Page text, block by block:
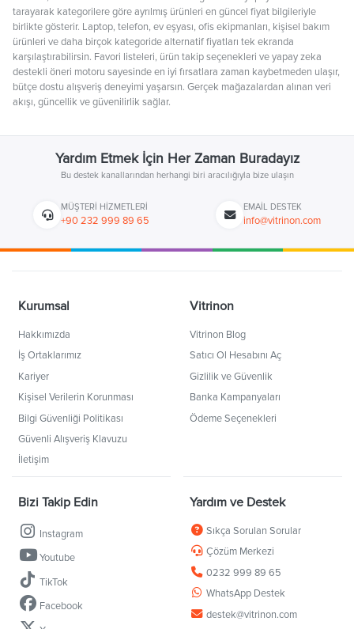
tarayarak kategorilere göre ayrılmış ürünleri en güncel fiyat bilgileriyle
birlikte gösterir. Laptop, telefon, ev eşyası, ofis ekipmanları, kişisel bakım
ürünleri ve daha birçok kategoride alternatif fiyatları tek ekranda
karşılaştırabilirsin. Favori listeleri, ürün takip seçenekleri ve yapay zeka
destekli öneri motoru sayesinde en iyi fırsatlara zaman kaybetmeden ulaşır,
bütçe dostu alışveriş deneyimi yaşarsın. Gerçek mağazalardan alınan veri
akışı, güncellik ve güvenilirlik sağlar.
Yardım Etmek İçin Her Zaman Buradayız
Bu destek kanallarından herhangi biri aracılığıyla bize ulaşın
MÜŞTERI HIZMETLERI
+90 232 999 89 65
EMAIL DESTEK
info@vitrinon.com
Kurumsal
Hakkımızda
İş Ortaklarımız
Kariyer
Kişisel Verilerin Korunması
Bilgi Güvenliği Politikası
Güvenli Alışveriş Klavuzu
İletişim
Vitrinon
Vitrinon Blog
Satıcı Ol Hesabını Aç
Gizlilik ve Güvenlik
Banka Kampanyaları
Ödeme Seçenekleri
Bizi Takip Edin
Instagram
Youtube
TikTok
Facebook
Yardım ve Destek
Sıkça Sorulan Sorular
Çözüm Merkezi
0232 999 89 65
WhatsApp Destek
destek@vitrinon.com